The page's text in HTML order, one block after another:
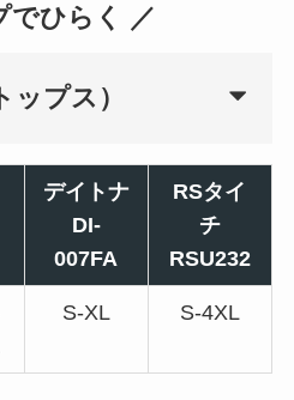
でひらく ／
ップス）
デイトナ
DI-
007FA
RSタイ
チ
RSU232
S-XL S-4XL